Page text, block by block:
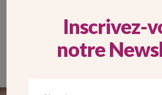
Inscrivez-
notre